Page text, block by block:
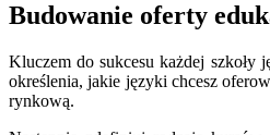
Budowanie oferty
Kluczem do sukcesu każdej
określenia, jakie języki chcesz
rynkową.